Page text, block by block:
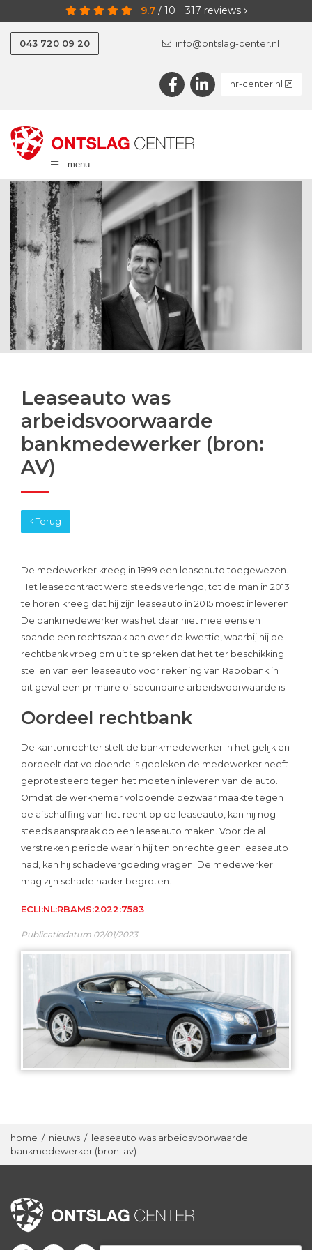
9.7/ 10 317 reviews
043 720 09 20 info@ontslag-center.nl
hr-center.nl
menu
Leaseauto was
arbeidsvoorwaarde
bankmedewerker (bron:
AV)
Terug
De medewerker kreeg in 1999 een leaseauto toegewezen.
Het leasecontract werd steeds verlengd, tot de man in 2013
te horen kreeg dat hij zijn leaseauto in 2015 moest inleveren.
De bankmedewerker was het daar niet mee eens en
spande een rechtszaak aan over de kwestie, waarbij hij de
rechtbank vroeg om uit te spreken dat het ter beschikking
stellen van een leaseauto voor rekening van Rabobank in
dit geval een primaire of secundaire arbeidsvoorwaarde is.
Oordeel rechtbank
De kantonrechter stelt de bankmedewerker in het gelijk en
oordeelt dat voldoende is gebleken de medewerker heeft
geprotesteerd tegen het moeten inleveren van de auto.
Omdat de werknemer voldoende bezwaar maakte tegen
de afschaffing van het recht op de leaseauto, kan hij nog
steeds aanspraak op een leaseauto maken. Voor de al
verstreken periode waarin hij ten onrechte geen leaseauto
had, kan hij schadevergoeding vragen. De medewerker
mag zijn schade nader begroten.
ECLI:NL:RBAMS:2022:7583
Publicatiedatum 02/01/2023
home / nieuws / leaseauto was arbeidsvoorwaarde
bankmedewerker (bron: av)